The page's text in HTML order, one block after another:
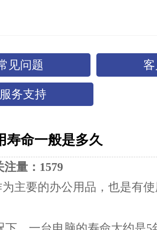
见问题
服务支持
寿命一般是多久
注量：1579
主要的办公用品，也是有